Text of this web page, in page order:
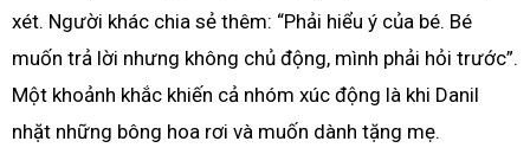
xét. Người khác chia sẻ thêm: “Phải hiểu ý của bé. Bé
muốn trả lời nhưng không chủ động, mình phải hỏi trước”.
Một khoảnh khắc khiến cả nhóm xúc động là khi Danil
nhặt những bông hoa rơi và muốn dành tặng mẹ.